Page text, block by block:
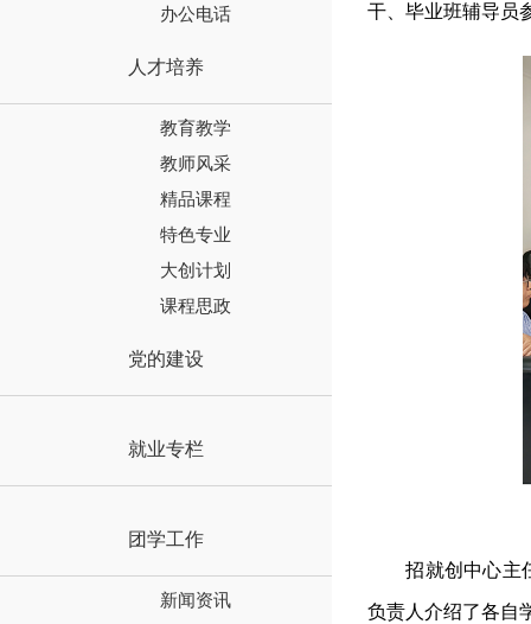
办公电话
人才培养
教育教学
教师风采
精品课程
特色专业
大创计划
课程思政
党的建设
就业专栏
团学工作
新闻资讯
干、毕业班辅导员
招就创中心主
负责人介绍了各自